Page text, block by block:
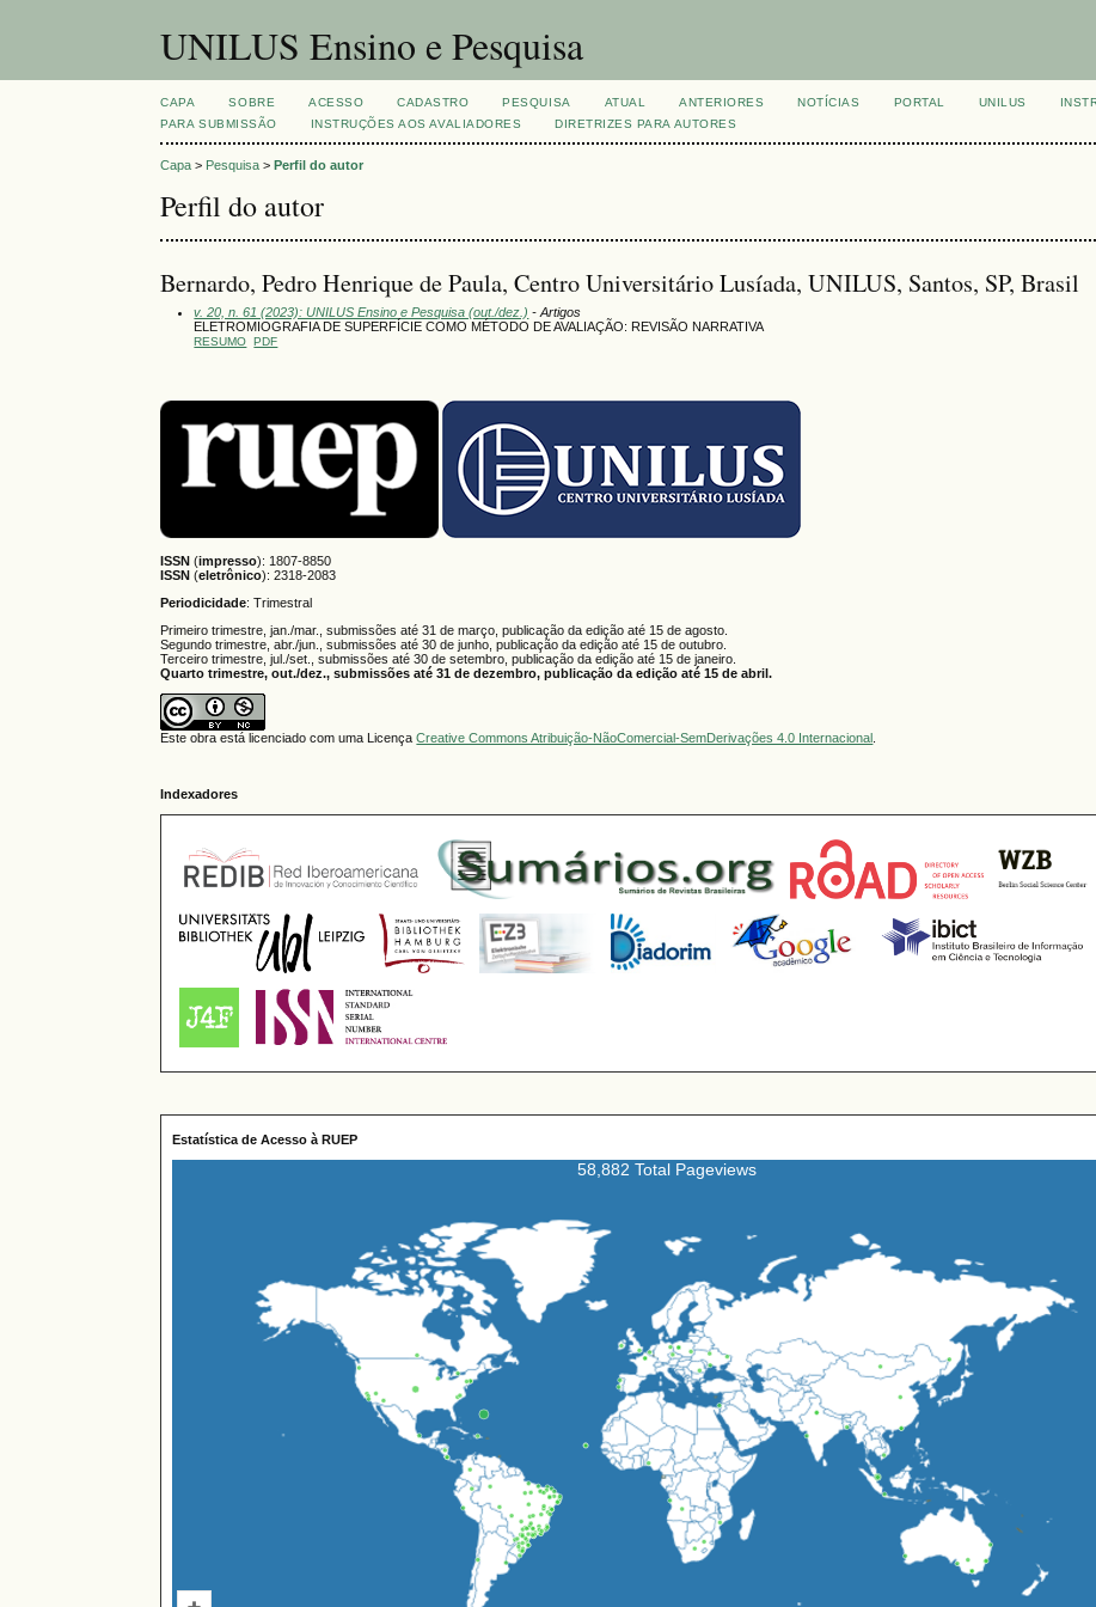
UNILUS Ensino e Pesquisa
CAPA SOBRE ACESSO CADASTRO PESQUISA ATUAL ANTERIORES NOTÍCIAS PORTAL UNILUS
PARA SUBMISSÃO
INSTRUÇÕES AOS AVALIADORES DIRETRIZES PARA AUTORES
Capa > Pesquisa >Perfil do autor
Perfil do autor
Bernardo, Pedro Henrique de Paula, Centro Universitário Lusíada, UNILUS, Santos, SP, Brasil
v. 20, n. 61 (2023): UNILUS Ensino e Pesquisa (out./dez.) - Artigos
ELETROMIOGRAFIA DE SUPERFÍCIE COMO MÉTODO DE AVALIAÇÃO: REVISÃO NARRATIVA
RESUMO PDF
ISSN (impresso): 1807-8850
ISSN (eletrônico):2318-2083
Periodicidade: Trimestral
Primeiro trimestre, jan./mar., submissões até 31 de março, publicação da edição até 15 de agosto.
Segundo trimestre, abr./jun., submissões até 30 de junho, publicação da edição até 15 de outubro.
Terceiro trimestre, jul./set., submissões até 30 de setembro, publicação da edição até 15 de janeiro.
Quarto trimestre, out./dez., submissões até 31 de dezembro, publicação da edição até 15 de abril.
Este obra está licenciado com uma LicençaCreative Commons Atribuição-NãoComercial-SemDerivações 4.0 Internacional
Indexadores
Estatística de Acesso à RUEP
58,882 Total Pageviews